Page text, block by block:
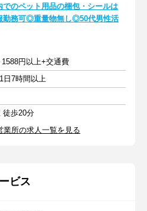
でのペット用品の梱包・シールは
勤務可◎重量物無し◎50代男性活
円以上+交通費
日7時間以上
徒歩20分
所の求人一覧を見る
ビス